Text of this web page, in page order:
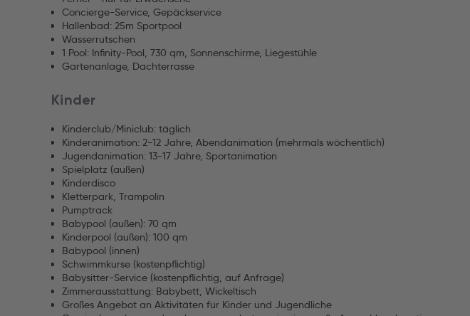
Concierge-Service, Gepäckservice
Hallenbad: 25m Sportpool
Wasserrutschen
1 Pool: Infinity-Pool, 730 qm, Sonnenschirme, Liegestühle
Gartenanlage, Dachterrasse
Kinder
Kinderclub/Miniclub: täglich
Kinderanimation: 2-12 Jahre, Abendanimation (mehrmals wöchentlich)
Jugendanimation: 13-17 Jahre, Sportanimation
Spielplatz (außen)
Kinderdisco
Kletterpark, Trampolin
Pumptrack
Babypool (außen): 70 qm
Kinderpool (außen): 100 qm
Babypool (innen)
Schwimmkurse (kostenpflichtig)
Babysitter-Service (kostenpflichtig, auf Anfrage)
Zimmerausstattung: Babybett, Wickeltisch
Großes Angebot an Aktivitäten für Kinder und Jugendliche